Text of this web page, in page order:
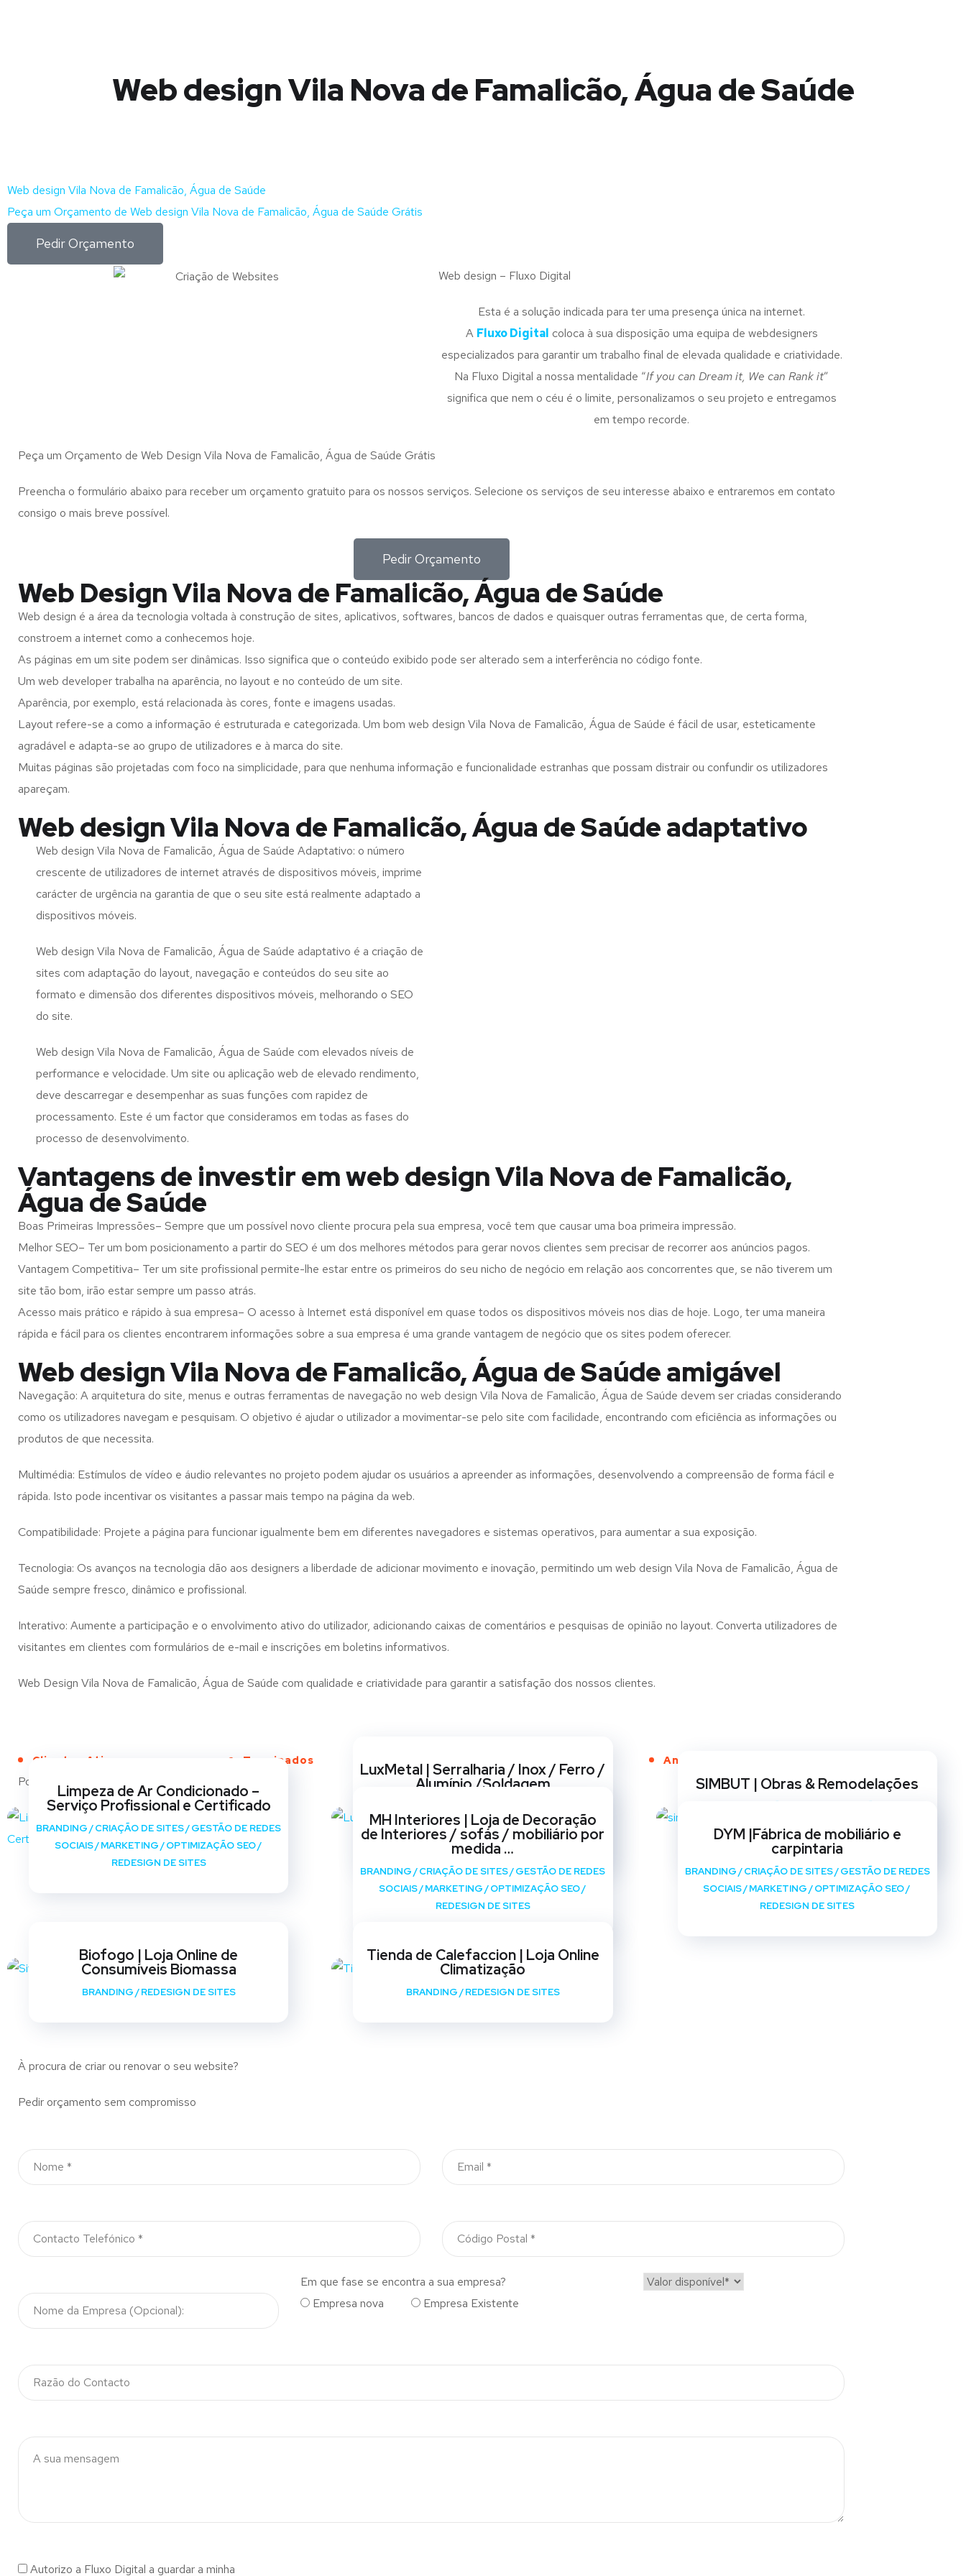
Web design Vila Nova de Famalicão, Água de Saúde
Web design Vila Nova de Famalicão, Água de Saúde
Peça um Orçamento de Web design Vila Nova de Famalicão, Água de Saúde Grátis
Pedir Orçamento
Web design – Fluxo Digital
Esta é a solução indicada para ter uma presença única na internet.
A Fluxo Digital coloca à sua disposição uma equipa de webdesigners
especializados para garantir um trabalho final de elevada qualidade e criatividade.
Na Fluxo Digital a nossa mentalidade “If you can Dream it, We can Rank it”
significa que nem o céu é o limite, personalizamos o seu projeto e entregamos
em tempo recorde.
Peça um Orçamento de Web Design Vila Nova de Famalicão, Água de Saúde Grátis
Preencha o formulário abaixo para receber um orçamento gratuito para os nossos serviços. Selecione os serviços de seu interesse abaixo e entraremos em contato
consigo o mais breve possível.
Pedir Orçamento
Web Design Vila Nova de Famalicão, Água de Saúde
Web design é a área da tecnologia voltada à construção de sites, aplicativos, softwares, bancos de dados e quaisquer outras ferramentas que, de certa forma,
constroem a internet como a conhecemos hoje.
As páginas em um site podem ser dinâmicas. Isso significa que o conteúdo exibido pode ser alterado sem a interferência no código fonte.
Um web developer trabalha na aparência, no layout e no conteúdo de um site.
Aparência, por exemplo, está relacionada às cores, fonte e imagens usadas.
Layout refere-se a como a informação é estruturada e categorizada. Um bom web design Vila Nova de Famalicão, Água de Saúde é fácil de usar, esteticamente
agradável e adapta-se ao grupo de utilizadores e à marca do site.
Muitas páginas são projetadas com foco na simplicidade, para que nenhuma informação e funcionalidade estranhas que possam distrair ou confundir os utilizadores
apareçam.
Web design Vila Nova de Famalicão, Água de Saúde adaptativo
Web design Vila Nova de Famalicão, Água de Saúde Adaptativo: o número
crescente de utilizadores de internet através de dispositivos móveis, imprime
carácter de urgência na garantia de que o seu site está realmente adaptado a
dispositivos móveis.
Web design Vila Nova de Famalicão, Água de Saúde adaptativo é a criação de
sites com adaptação do layout, navegação e conteúdos do seu site ao
formato e dimensão dos diferentes dispositivos móveis, melhorando o SEO
do site.
Web design Vila Nova de Famalicão, Água de Saúde com elevados níveis de
performance e velocidade. Um site ou aplicação web de elevado rendimento,
deve descarregar e desempenhar as suas funções com rapidez de
processamento. Este é um factor que consideramos em todas as fases do
processo de desenvolvimento.
Vantagens de investir em web design Vila Nova de Famalicão,
Água de Saúde
Boas Primeiras Impressões– Sempre que um possível novo cliente procura pela sua empresa, você tem que causar uma boa primeira impressão.
Melhor SEO– Ter um bom posicionamento a partir do SEO é um dos melhores métodos para gerar novos clientes sem precisar de recorrer aos anúncios pagos.
Vantagem Competitiva– Ter um site profissional permite-lhe estar entre os primeiros do seu nicho de negócio em relação aos concorrentes que, se não tiverem um
site tão bom, irão estar sempre um passo atrás.
Acesso mais prático e rápido à sua empresa– O acesso à Internet está disponível em quase todos os dispositivos móveis nos dias de hoje. Logo, ter uma maneira
rápida e fácil para os clientes encontrarem informações sobre a sua empresa é uma grande vantagem de negócio que os sites podem oferecer.
Web design Vila Nova de Famalicão, Água de Saúde amigável
Navegação: A arquitetura do site, menus e outras ferramentas de navegação no web design Vila Nova de Famalicão, Água de Saúde devem ser criadas considerando
como os utilizadores navegam e pesquisam. O objetivo é ajudar o utilizador a movimentar-se pelo site com facilidade, encontrando com eficiência as informações ou
produtos de que necessita.
Multimédia: Estímulos de vídeo e áudio relevantes no projeto podem ajudar os usuários a apreender as informações, desenvolvendo a compreensão de forma fácil e
rápida. Isto pode incentivar os visitantes a passar mais tempo na página da web.
Compatibilidade: Projete a página para funcionar igualmente bem em diferentes navegadores e sistemas operativos, para aumentar a sua exposição.
Tecnologia: Os avanços na tecnologia dão aos designers a liberdade de adicionar movimento e inovação, permitindo um web design Vila Nova de Famalicão, Água de
Saúde sempre fresco, dinâmico e profissional.
Interativo: Aumente a participação e o envolvimento ativo do utilizador, adicionando caixas de comentários e pesquisas de opinião no layout. Converta utilizadores de
visitantes em clientes com formulários de e-mail e inscrições em boletins informativos.
Web Design Vila Nova de Famalicão, Água de Saúde com qualidade e criatividade para garantir a satisfação dos nossos clientes.
Clientes Ativos Terminados Anos de Serviço
Portfólio
Limpeza de Ar Condicionado –
Serviço Profissional e Certificado
BRANDING/CRIAÇÃO DE SITES/GESTÃO DE REDES
SOCIAIS/MARKETING/OPTIMIZAÇÃO SEO/
REDESIGN DE SITES
LuxMetal | Serralharia / Inox / Ferro /
Alumínio /Soldagem
SOCIAIS/ MARKETING/OPTIMIZAÇÃO SEO/
REDESIGN DE SITES
SIMBUT | Obras & Remodelações
REDESIGN DE SITES
MH Interiores | Loja de Decoração
de Interiores / sofás / mobiliário por
medida …
BRANDING /CRIAÇÃO DE SITES/GESTÃO DE REDES
SOCIAIS/MARKETING/OPTIMIZAÇÃO SEO/
REDESIGN DE SITES
DYM |Fábrica de mobiliário e
carpintaria
BRANDING/CRIAÇÃO DE SITES/GESTÃO DE REDES
SOCIAIS/MARKETING/OPTIMIZAÇÃO SEO/
REDESIGN DE SITES
Biofogo | Loja Online de
Consumíveis Biomassa
BRANDING/REDESIGN DE SITES
Tienda de Calefaccion | Loja Online
Climatização
BRANDING/REDESIGN DE SITES
À procura de criar ou renovar o seu website?
Pedir orçamento sem compromisso
Em que fase se encontra a sua empresa?
Empresa nova
Empresa Existente
Autorizo a Fluxo Digital a guardar a minha